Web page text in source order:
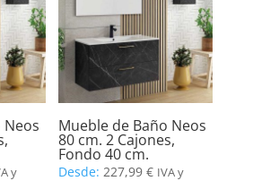
Neos
y
Mueble de Baño Neos
80 cm. 2 Cajones,
Fondo 40 cm.
Desde:227,99€ IVA y